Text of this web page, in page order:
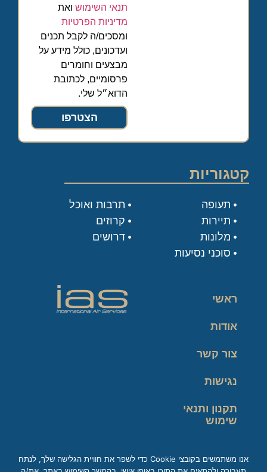
תנאי השימוש ואת
מדיניות הפרטיות
ומסכים/ה לקבל תכנים
ועדכונים, כולל מידע על
מבצעים וחומרים
פרסומיים, לכתובת
הדוא״ל שלי.
הצטרפו
קטגוריות
תעופה
תיירות
מלונות
סוכני נסיעות
תרבות ואוכל
קרוזים
דרושים
ראשי
אודות
צור קשר
נגישות
תקנון ותנאי
שימוש
אנו משתמשים בקובצי Cookie כדי לשפר את חוויית הגלישה שלך, לנתח